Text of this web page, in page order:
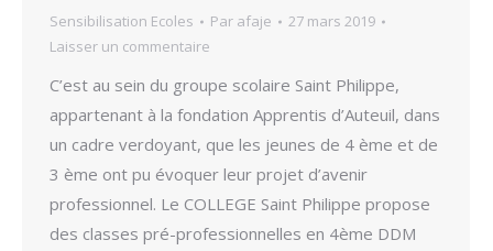
Sensibilisation Ecoles Par afaje
27 mars 2019
Laisser un commentaire
C’est au sein du groupe scolaire Saint Philippe,
appartenant à la fondation Apprentis d’Auteuil, dans
un cadre verdoyant, que les jeunes de 4 ème et de
3 ème ont pu évoquer leur projet d’avenir
professionnel. Le COLLEGE Saint Philippe propose
des classes pré-professionnelles en 4ème DDM